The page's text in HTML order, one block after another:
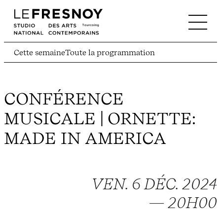
Cette semaineToute la programmation
CONFÉRENCE
MUSICALE | ORNETTE:
MADE IN AMERICA
VEN. 6 DÉC. 2024
— 20H00